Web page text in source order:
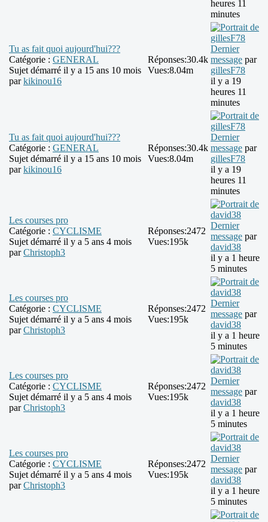
heures 11
minutes
Tu as fait quoi aujourd'hui???
Catégorie : GENERAL
Sujet démarré il y a 15 ans 10 mois
parkikinou16
Réponses:30.4k
Vues:8.04m
Dernier
message par
gillesF78
il y a 19
heures 11
minutes
Tu as fait quoi aujourd'hui???
Catégorie : GENERAL
Sujet démarré il y a 15 ans 10 mois
parkikinou16
Réponses:30.4k
Vues:8.04m
Dernier
message par
gillesF78
il y a 19
heures 11
minutes
Les courses pro
Catégorie : CYCLISME
Sujet démarré il y a 5 ans 4 mois
parChristoph3
Réponses:2472
Vues:195k
Dernier
message par
david38
il y a 1 heure
5 minutes
Les courses pro
Catégorie : CYCLISME
Sujet démarré il y a 5 ans 4 mois
parChristoph3
Réponses:2472
Vues:195k
Dernier
message par
david38
il y a 1 heure
5 minutes
Les courses pro
Catégorie : CYCLISME
Sujet démarré il y a 5 ans 4 mois
parChristoph3
Réponses:2472
Vues:195k
Dernier
message par
david38
il y a 1 heure
5 minutes
Les courses pro
Catégorie : CYCLISME
Sujet démarré il y a 5 ans 4 mois
parChristoph3
Réponses:2472
Vues:195k
Dernier
message par
david38
il y a 1 heure
5 minutes